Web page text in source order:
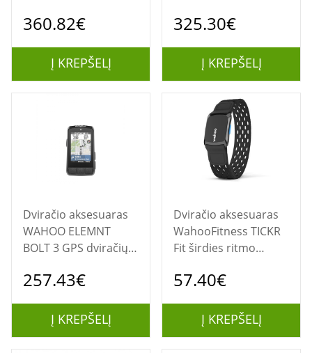
360.82€
Į KREPŠELĮ
325.30€
Į KREPŠELĮ
Dviračio aksesuaras
WAHOO ELEMNT
BOLT 3 GPS dviračių
257.43€
Į KREPŠELĮ
Dviračio aksesuaras
WahooFitness TICKR
Fit širdies ritmo
Bluetooth/ANT+
57.40€
Į KREPŠELĮ